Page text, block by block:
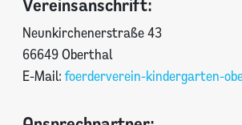
Neunkirchenerstraße 43
66649 Oberthal
E-Mail: foerderverein-kindergarten-